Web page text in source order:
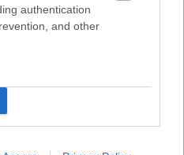
authentication
and other